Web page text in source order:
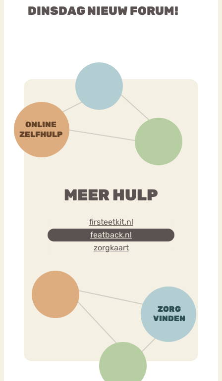
DINSDAG NIEUW FORUM!
MEER HULP
firsteetkit.nl
featback.nl
zorgkaart